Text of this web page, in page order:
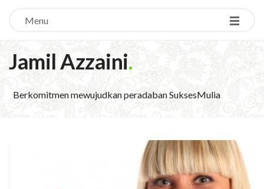
Menu
Jamil Azzaini.
Berkomitmen mewujudkan peradaban SuksesMulia